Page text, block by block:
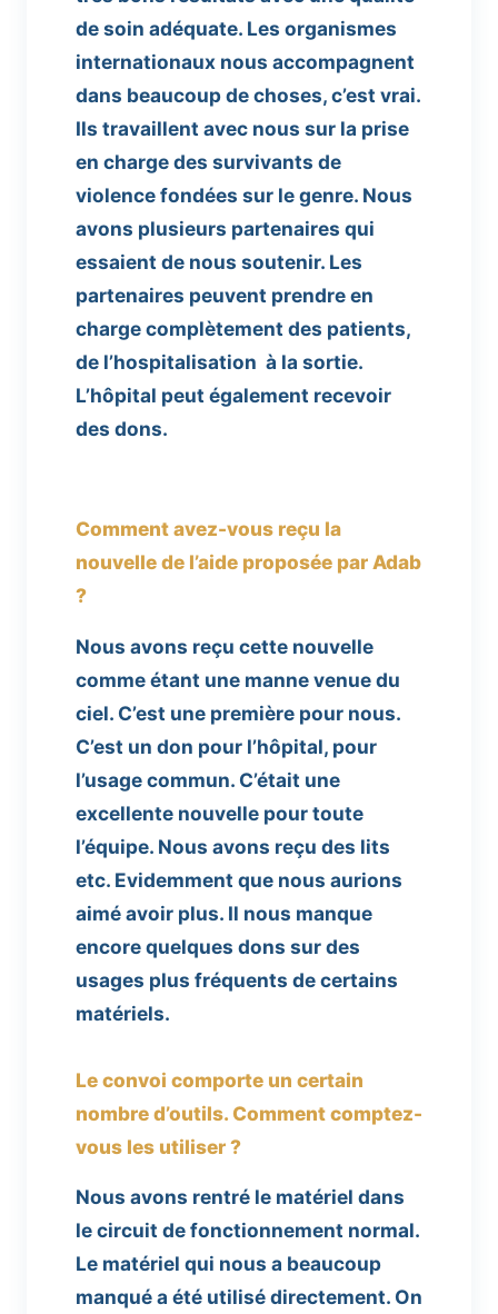
de soin adéquate. Les organismes
internationaux nous accompagnent
dans beaucoup de choses, c’est vrai.
Ils travaillent avec nous sur la prise
en charge des survivants de
violence fondées sur le genre. Nous
avons plusieurs partenaires qui
essaient de nous soutenir. Les
partenaires peuvent prendre en
charge complètement des patients,
de l’hospitalisation à la sortie.
L’hôpital peut également recevoir
des dons.
Comment avez-vous reçu la
nouvelle de l’aide proposée par Adab
?
Nous avons reçu cette nouvelle
comme étant une manne venue du
ciel. C’est une première pour nous.
C’est un don pour l’hôpital, pour
l’usage commun. C’était une
excellente nouvelle pour toute
l’équipe. Nous avons reçu des lits
etc. Evidemment que nous aurions
aimé avoir plus. Il nous manque
encore quelques dons sur des
usages plus fréquents de certains
matériels.
Le convoi comporte un certain
nombre d’outils. Comment comptez-
vous les utiliser ?
Nous avons rentré le matériel dans
le circuit de fonctionnement normal.
Le matériel qui nous a beaucoup
manqué a été utilisé directement. On